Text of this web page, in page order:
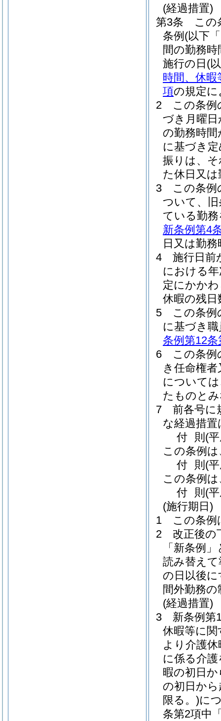
(経過措置)
第3条
この
条例 (以下
間の勤務
施行の日 (
時間、休
項の規定
2
この条例
づき月曜
の勤務時
に基づき
振りは、
た休日又
3
この条例
ついて、
ている勤
新条例第4
日又は勤
4
施行日前
における
定にかか
休暇の残
5
この条例
に基づき
条例第12条
6
この条例
き任命権
について
たものと
7
前各号に
な経過措
付 則 (
この条例
付 則 (
この条例
付 則 (
(施行期日)
1
この条例
2
改正後の
「新条例
読み替え
の日以後
間外勤務
(経過措置)
3
新条例第
休暇等に関
より介護
に係る介
暇の初日
の初日か
限る。)に
条第2項中